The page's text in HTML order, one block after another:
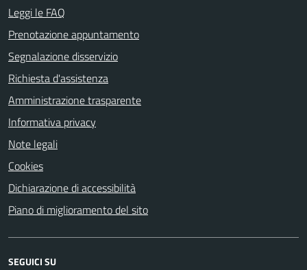
Leggi le FAQ
Prenotazione appuntamento
Segnalazione disservizio
Richiesta d'assistenza
Amministrazione trasparente
Informativa privacy
Note legali
Cookies
Dichiarazione di accessibilità
Piano di miglioramento del sito
SEGUICI SU